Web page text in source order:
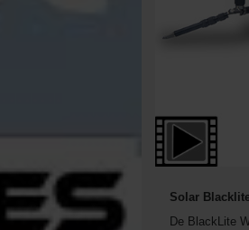
Solar
De BlackLite